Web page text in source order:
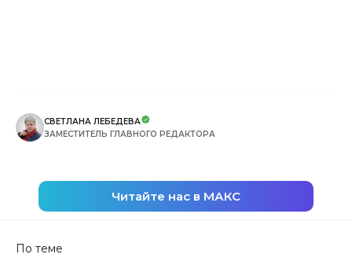
СВЕТЛАНА ЛЕБЕДЕВА
ЗАМЕСТИТЕЛЬ ГЛАВНОГО РЕДАКТОРА
Читайте нас в МАКС
По теме